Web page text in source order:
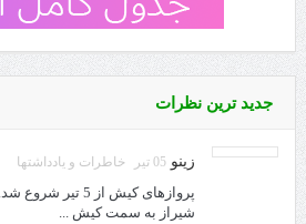
جدید ترین نظرات
زینو 05 تیر خاطرات و یادداشتها
پروازهای کیش از 5
شیراز به سمت کیش ...